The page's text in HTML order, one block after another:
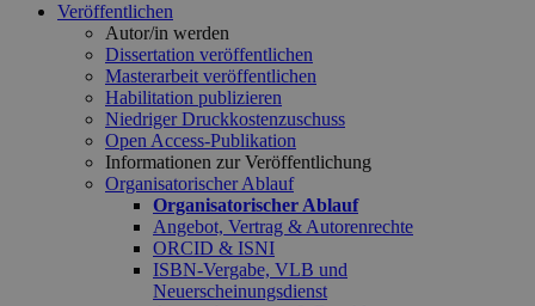
Veröffentlichen
Autor/in werden
Dissertation veröffentlichen
Masterarbeit veröffentlichen
Habilitation publizieren
Niedriger Druckkostenzuschuss
Open Access-Publikation
Informationen zur Veröffentlichung
Organisatorischer Ablauf
Organisatorischer Ablauf
Angebot, Vertrag & Autorenrechte
ORCID & ISNI
ISBN-Vergabe, VLB und
Neuerscheinungsdienst